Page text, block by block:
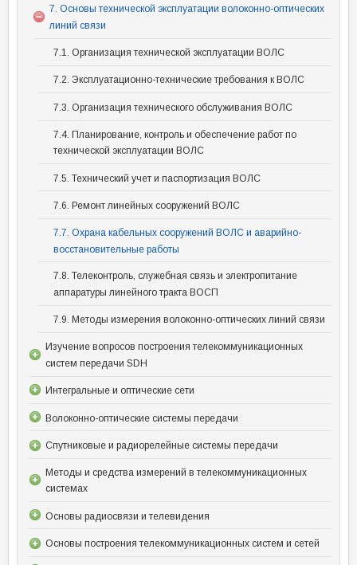
7. Основы технической эксплуатации волоконно-оптических
линий связи
7.1. Организация технической эксплуатации ВОЛС
7.2. Эксплуатационно-технические требования к ВОЛС
7.3. Организация технического обслуживания ВОЛС
7.4. Планирование, контроль и обеспечение работ по
технической эксплуатации ВОЛС
7.5. Технический учет и паспортизация ВОЛС
7.6. Ремонт линейных сооружений ВОЛС
7.7. Охрана кабельных сооружений ВОЛС и аварийно-
восстановительные работы
7.8. Телеконтроль, служебная связь и электропитание
аппаратуры линейного тракта ВОСП
7.9. Методы измерения волоконно-оптических линий связи
Изучение вопросов построения телекоммуникационных
систем передачи SDH
Интегральные и оптические сети
Волоконно-оптические системы передачи
Спутниковые и радиорелейные системы передачи
Методы и средства измерений в телекоммуникационных
системах
Основы радиосвязи и телевидения
Основы построения телекоммуникационных систем и сетей